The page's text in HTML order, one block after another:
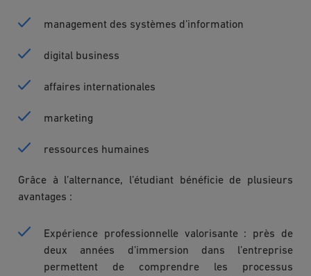
management des systèmes d’information
digital business
affaires internationales
marketing
ressources humaines
Grâce à l’alternance, l’étudiant bénéficie de plusieurs
avantages :
Expérience professionnelle valorisante : près de
deux années d’immersion dans l’entreprise
permettent de comprendre les processus